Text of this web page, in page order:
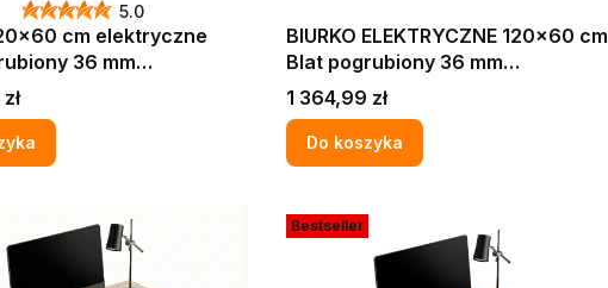
5.0
cm elektryczne
36 mm
DO FIRMY BIURA
ZŁOTY W STYLU
BIURKO ELEKTRYCZNE 120x60 cm
Blat pogrubiony 36 mm
KOMPUTEROWE DO FIRMY BIURA
CZARNE W STYLU LOFT
Cena
1 364,99 zł
Do koszyka
Bestseller